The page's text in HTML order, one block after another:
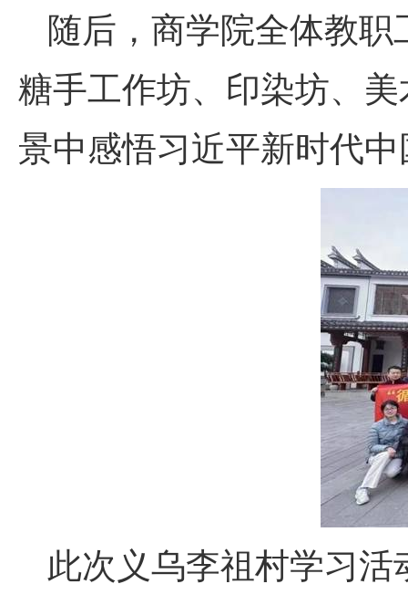
随后，商学院全体教
糖手工作坊、印染坊、
景中感悟习近平新时代
此次义乌李祖村学习